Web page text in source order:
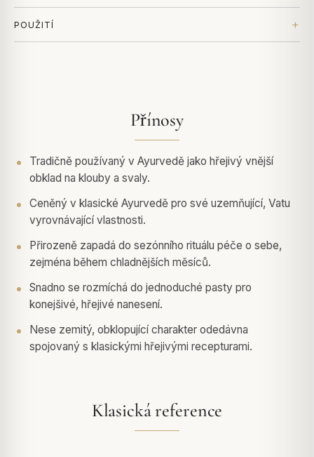
POUŽITÍ
Přínosy
Tradičně používaný v Ayurvedě jako hřejivý vnější
obklad na klouby a svaly.
Ceněný v klasické Ayurvedě pro své uzemňující, Vatu
vyrovnávající vlastnosti.
Přirozeně zapadá do sezónního rituálu péče o sebe,
zejména během chladnějších měsíců.
Snadno se rozmíchá do jednoduché pasty pro
konejšivé, hřejivé nanesení.
Nese zemitý, obklopující charakter odedávna
spojovaný s klasickými hřejivými recepturami.
Klasická reference